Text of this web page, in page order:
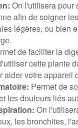
On l'utilisera pour
afin de soigner
légères, ou bien
de faciliter la
cette plante
aider votre appareil
Permet de
les douleurs liés
On
les bronchites,